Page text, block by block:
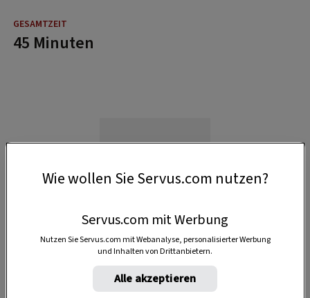
45 Minuten
Wie wollen Sie Servus.com nutzen?
Servus.com mit Werbung
Nutzen Sie Servus.com mit Webanalyse, personalisierter Werbung
und Inhalten von Drittanbietern.
Alle akzeptieren